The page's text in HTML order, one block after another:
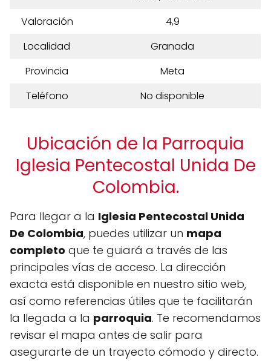
Valoración
4,9
Localidad
Granada
Provincia
Meta
Teléfono
No disponible
Ubicación de la Parroquia
Iglesia Pentecostal Unida De
Colombia.
Para llegar a la Iglesia Pentecostal Unida
De Colombia, puedes utilizar un mapa
completo que te guiará a través de las
principales vías de acceso. La dirección
exacta está disponible en nuestro sitio web,
así como referencias útiles que te facilitarán
la llegada a la parroquia. Te recomendamos
revisar el mapa antes de salir para
asegurarte de un trayecto cómodo y directo.